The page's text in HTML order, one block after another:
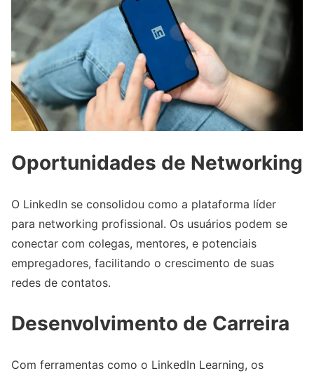
Oportunidades de Networking
O LinkedIn se consolidou como a plataforma líder
para networking profissional. Os usuários podem se
conectar com colegas, mentores, e potenciais
empregadores, facilitando o crescimento de suas
redes de contatos.
Desenvolvimento de Carreira
Com ferramentas como o LinkedIn Learning, os